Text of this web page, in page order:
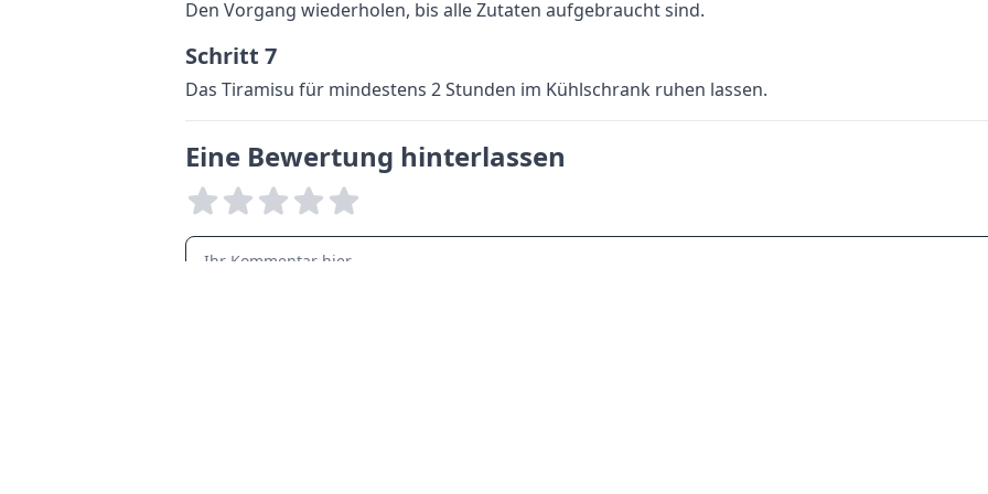
Den Vorgang wiederholen, bis alle Zutaten aufgebraucht sind.
Schritt 7
Das Tiramisu für mindestens 2 Stunden im Kühlschrank ruhen lassen.
Eine Bewertung hinterlassen